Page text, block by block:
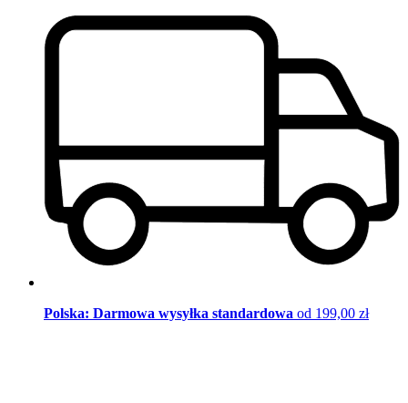
Polska: Darmowa wysyłka standardowa od 199,00 zł